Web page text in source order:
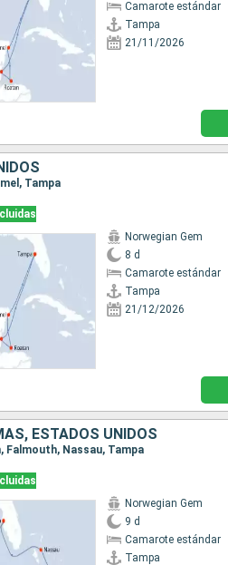
Camarote estándar
Tampa
21/11/2026
Tampa
Norwegian Gem
8 d
Camarote estándar
Tampa
21/12/2026
ESTADOS UNIDOS
Falmouth, Nassau, Tampa
Norwegian Gem
9 d
Camarote estándar
Tampa